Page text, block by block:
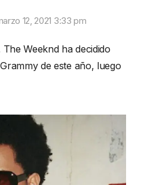
12, 2021 3:33 pm
Weeknd ha decidido
de este año, luego